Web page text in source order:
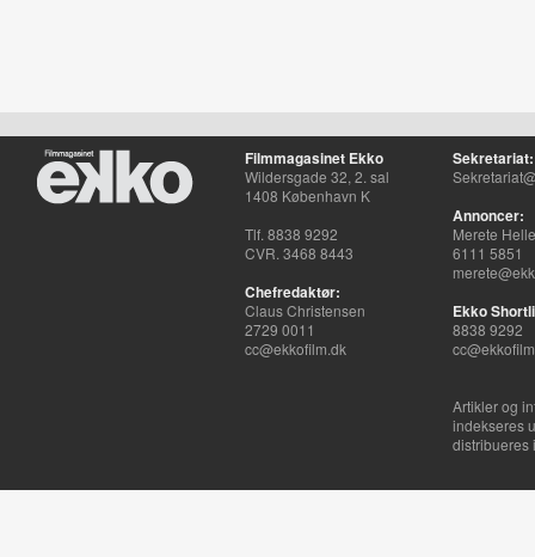
Filmmagasinet Ekko
Wildersgade 32, 2. sal
1408 København K
Tlf. 8838 9292
CVR. 3468 8443
Chefredaktør:
Claus Christensen
2729 0011
cc@ekkofilm.dk
Sekretariat:
Annoncer:
Merete
6111 5851
Ekko
8838 9292
Artikler og
indekseres
distribueres